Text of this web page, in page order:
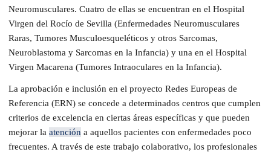
Neuromusculares. Cuatro de ellas se encuentran en el Hospital
Virgen del Rocío de Sevilla (Enfermedades Neuromusculares
Raras, Tumores Musculoesqueléticos y otros Sarcomas,
Neuroblastoma y Sarcomas en la Infancia) y una en el Hospital
Virgen Macarena (Tumores Intraoculares en la Infancia).
La aprobación e inclusión en el proyecto Redes Europeas de
Referencia (ERN) se concede a determinados centros que cumplen
criterios de excelencia en ciertas áreas específicas y que pueden
mejorar la atención a aquellos pacientes con enfermedades poco
frecuentes. A través de este trabajo colaborativo, los profesionales